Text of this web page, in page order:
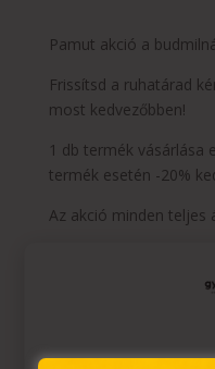
Pamut akció a
Frissítsd a ruhatárad
most kedvezőbben!
1 db termék vásárlása
termék esetén -20%
Az akció minden teljes
Ne maradj le –